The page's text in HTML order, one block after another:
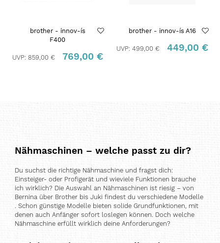
brother - innov-ís
F400
UVP:859,00 € 769,00 €
brother - innov-ís A16
UVP:499,00 € 449,00 €
Nähmaschinen – welche passt zu dir?
Du suchst die richtige Nähmaschine und fragst dich:
Einsteiger- oder Profigerät und wieviele Funktionen brauche
ich wirklich? Die Auswahl an Nähmaschinen ist riesig – von
Bernina über Brother bis Juki findest du verschiedene Modelle
. Schon günstige Modelle bieten solide Grundfunktionen, mit
denen auch Anfänger sofort loslegen können. Doch welche
Nähmaschine erfüllt wirklich deine Anforderungen?